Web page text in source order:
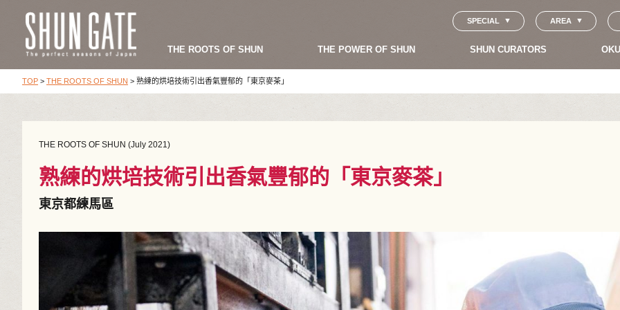
SPECIAL AREA
THE ROOTS OF SHUN THE POWER OF SHUN SHUN CURATORS
TOP > THE ROOTS OF SHUN > 熟練的烘培技術引出香氣豐郁的「東京麥茶」
THE ROOTS OF SHUN (July 2021)
熟練的烘培技術引出香氣豐郁的「東京麥茶」
東京都練馬區